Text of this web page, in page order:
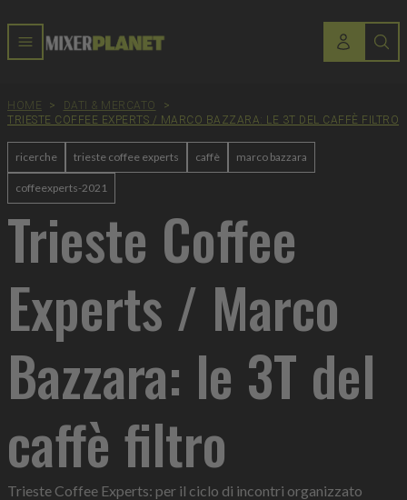
HOME > DATI & MERCATO
>
TRIESTE COFFEE EXPERTS / MARCO BAZZARA: LE 3T DEL CAFFÈ FILTRO
ricerche trieste coffee experts caffè marco bazzara
coffeexperts-2021
Trieste Coffee
Experts / Marco
Bazzara: le 3T del
caffè filtro
Trieste Coffee Experts: per il ciclo di incontri organizzato